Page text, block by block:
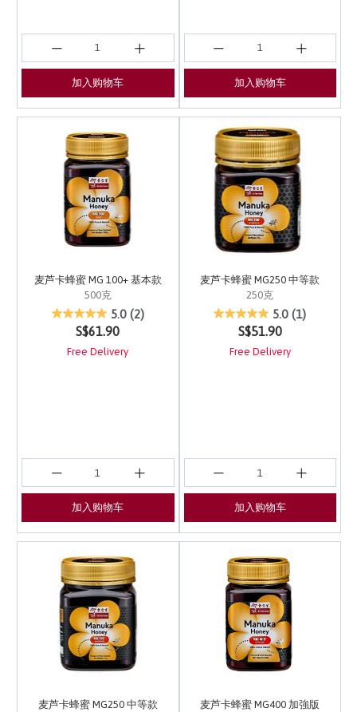
加入购物车 加入购物车
麦芦卡蜂蜜 MG 100+ 基本款
500克
4.2 out of 5 Customer Rating
5.0 (2)
S$61.90
Free Delivery
加入购物车
麦芦卡蜂蜜 MG250 中等款
250克
3.7 out of 5 Customer
5.0 (1)
S$51.90
Free Delivery
加入购物车
麦芦卡蜂蜜 MG250 中等款
麦芦卡蜂蜜 MG400 加強版